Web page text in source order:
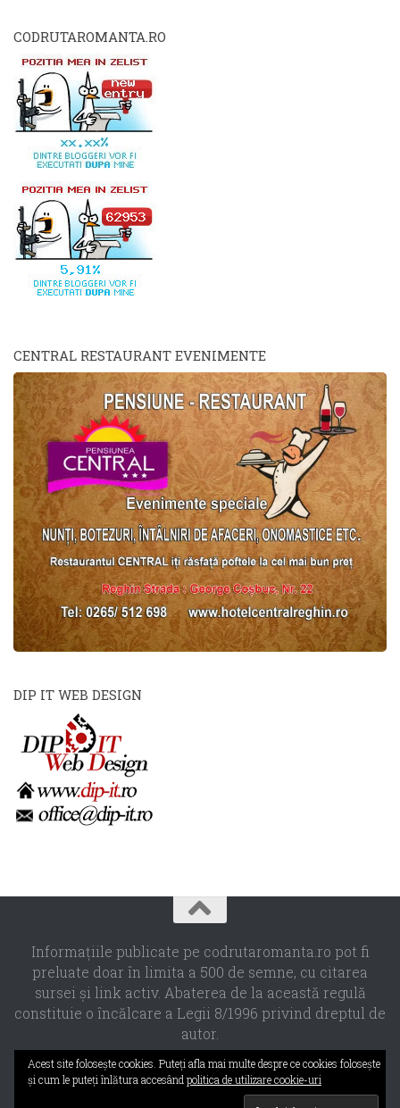
CODRUTAROMANTA.RO
CENTRAL RESTAURANT EVENIMENTE
DIP IT WEB DESIGN
Informaţiile publicate pe codrutaromanta.ro pot fi
preluate doar în limita a 500 de semne, cu citarea
sursei şi link activ. Abaterea de la această regulă
constituie o încălcare a Legii 8/1996 privind dreptul de
autor.
Propulsat de - Designed with theHueman theme
Acest site foloseşte cookies. Puteţi afla mai multe despre ce cookies foloseşte
şi cum le puteţi înlătura accesând politica de utilizare cookie-uri